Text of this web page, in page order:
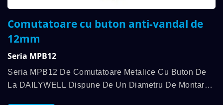
Comutatoare cu buton anti-vandal de
12mm
Seria MPB12
Seria MPB12 De Comutatoare Metalice Cu Buton De
La DAILYWELL Dispune De Un Diametru De Montare